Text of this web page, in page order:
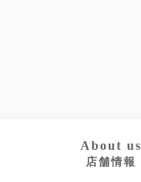
About us
店舗情報